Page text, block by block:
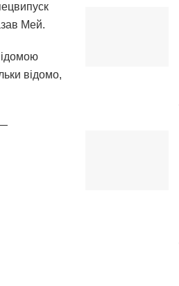
Мей.
відомо,